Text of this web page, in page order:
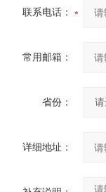
联系电话：
常用邮箱：
省份：
详细地址：